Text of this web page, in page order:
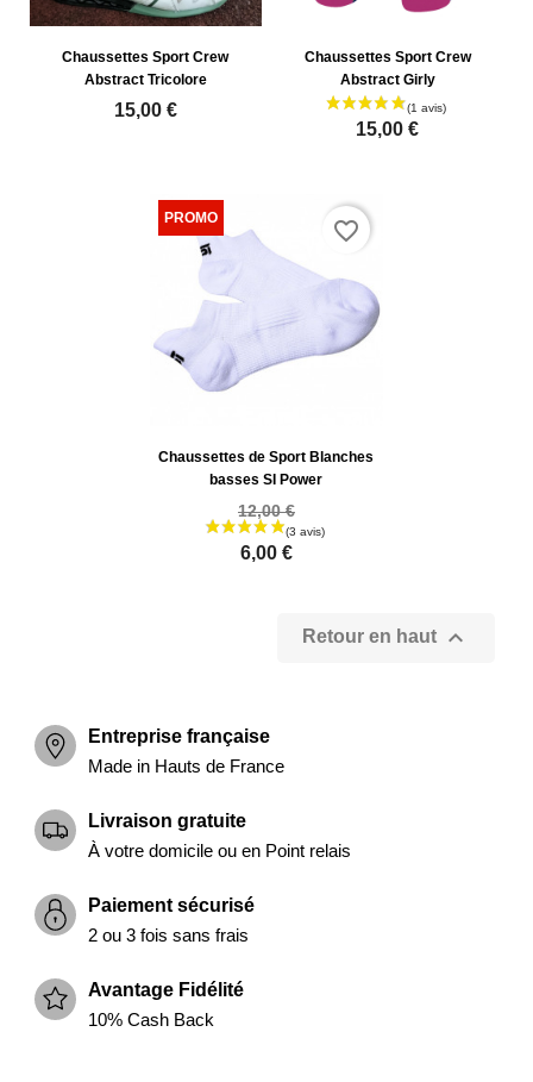
Chaussettes Sport Crew
Abstract Tricolore
15,00 €
Chaussettes Sport Crew
Abstract Girly
15,00 €
Chaussettes de Sport Blanches
basses SI Power
12,00 €
6,00 €
favorite_border
Retour en haut 
Entreprise française
Made in Hauts de France
Livraison gratuite
À votre domicile ou en Point relais
Paiement sécurisé
2 ou 3 fois sans frais
Avantage Fidélité
10% Cash Back